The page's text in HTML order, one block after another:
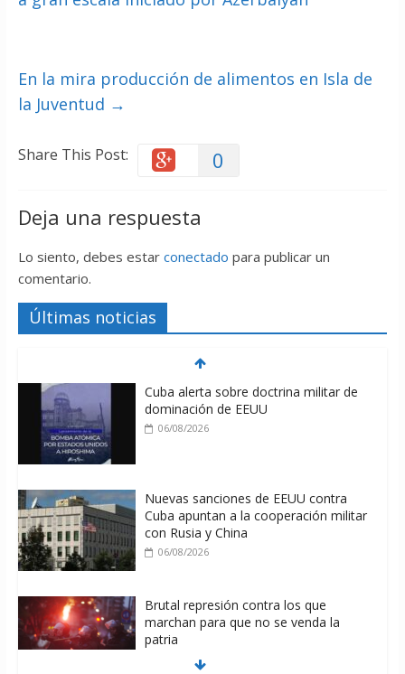
En la mira producción de alimentos en Isla de
la Juventud →
Share This Post: 0
Deja una respuesta
Lo siento, debes estar conectado para publicar un
comentario.
Últimas noticias
Cuba alerta sobre doctrina militar de
dominación de EEUU
06/08/2026
Nuevas sanciones de EEUU contra
Cuba apuntan a la cooperación militar
con Rusia y China
06/08/2026
Brutal represión contra los que
marchan para que no se venda la
patria
06/08/2026